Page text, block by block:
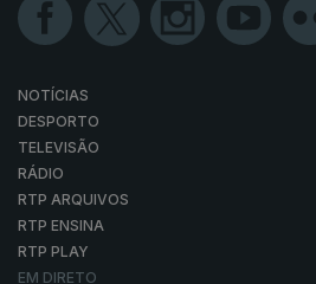
NOTÍCIAS
DESPORTO
TELEVISÃO
RÁDIO
RTP ARQUIVOS
RTP ENSINA
RTP PLAY
EM DIRETO